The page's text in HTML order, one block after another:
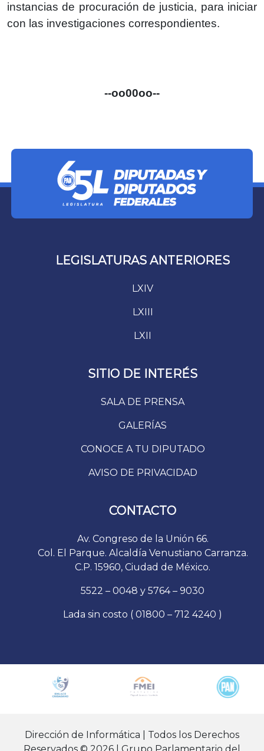
instancias de procuración de justicia, para iniciar
con las investigaciones correspondientes.
--oo00oo--
LEGISLATURAS ANTERIORES
LXIV
LXIII
LXII
SITIO DE INTERÉS
SALA DE PRENSA
GALERÍAS
CONOCE A TU DIPUTADO
AVISO DE PRIVACIDAD
CONTACTO
Av. Congreso de la Unión 66.
Col. El Parque. Alcaldía Venustiano Carranza.
C.P. 15960, Ciudad de México.
5522 – 0048 y 5764 – 9030
Lada sin costo ( 01800 – 712 4240 )
Dirección de Informática | Todos los Derechos